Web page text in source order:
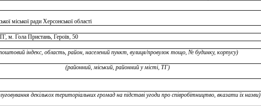
міської ради Херсонської області
м. Гола Пристань, Героїв, 50
індекс, область, район, населений пункт, вулиця/провулок тощо, № будинку, корпусу)
(районний, міський, районний у місті, ТГ)
декількох територіальних громад на підставі угоди про співробітництво, вказати їх назви)